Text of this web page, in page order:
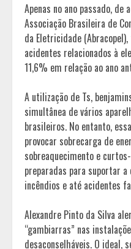
Apenas no ano passado, de
Associação Brasileira de
da Eletricidade
acidentes relacionados à
11,6% em relação ao ano
A utilização de Ts,
simultânea de vários
brasileiros. No entanto,
provocar sobrecarga de
sobreaquecimento e
preparadas para suportar
incêndios e até acidentes
Alexandre Pinto da Silva
“gambiarras” nas
desaconselháveis. O ideal,